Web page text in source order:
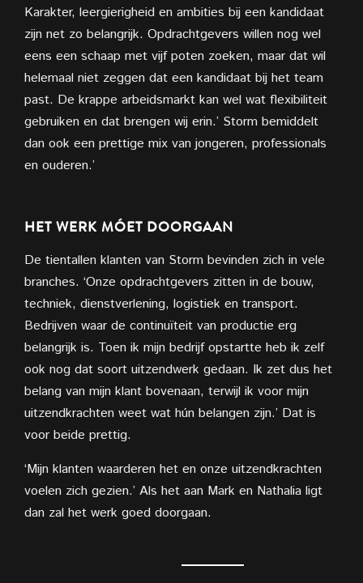
Karakter, leergierigheid en ambities bij een kandidaat
zijn net zo belangrijk. Opdrachtgevers willen nog wel
eens een schaap met vijf poten zoeken, maar dat wil
helemaal niet zeggen dat een kandidaat bij het team
past. De krappe arbeidsmarkt kan wel wat flexibiliteit
gebruiken en dat brengen wij erin.’ Storm bemiddelt
dan ook een prettige mix van jongeren, professionals
en ouderen.’
HET WERK MÓET DOORGAAN
De tientallen klanten van Storm bevinden zich in vele
branches. ‘Onze opdrachtgevers zitten in de bouw,
techniek, dienstverlening, logistiek en transport.
Bedrijven waar de continuïteit van productie erg
belangrijk is. Toen ik mijn bedrijf opstartte heb ik zelf
ook nog dat soort uitzendwerk gedaan. Ik zet dus het
belang van mijn klant bovenaan, terwijl ik voor mijn
uitzendkrachten weet wat hún belangen zijn.’ Dat is
voor beide prettig.
‘Mijn klanten waarderen het en onze uitzendkrachten
voelen zich gezien.’ Als het aan Mark en Nathalia ligt
dan zal het werk goed doorgaan.